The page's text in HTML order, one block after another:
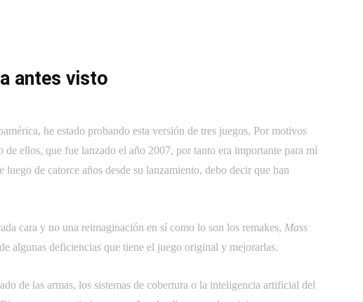
antes visto
he estado probando esta versión de tres juegos. Por motivos
de ellos, que fue lanzado el año 2007, por tanto era importante para mí
de catorce años desde su lanzamiento, debo decir que han
cara y no una reimaginación en sí como lo son los remakes, Mass
algunas deficiencias que tiene el juego original y mejorarlas.
de las armas, los sistemas de cobertura o la inteligencia artificial del